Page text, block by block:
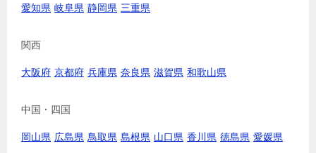
愛知県 岐阜県 静岡県 三重県
関西
大阪府 京都府 兵庫県 奈良県 滋賀県 和歌山県
中国・四国
岡山県 広島県 鳥取県 島根県 山口県 香川県 徳島県 愛媛県